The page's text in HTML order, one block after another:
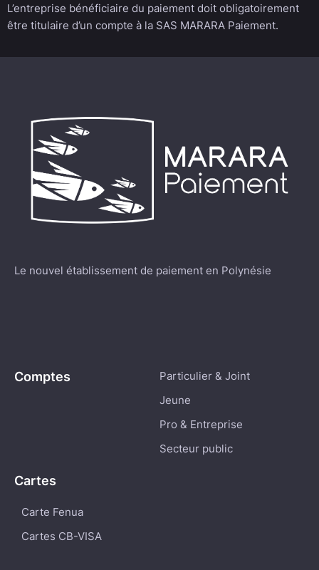
L’entreprise bénéficiaire du paiement doit obligatoirement
être titulaire d’un compte à la SAS MARARA Paiement.
Le nouvel établissement de paiement en Polynésie
Comptes
Particulier & Joint
Jeune
Pro & Entreprise
Secteur public
Cartes
Carte Fenua
Cartes CB-VISA